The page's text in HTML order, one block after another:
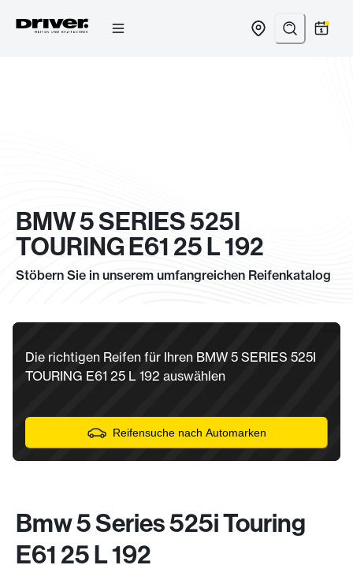
BMW 5 SERIES 525I
TOURING E61 25 L 192
Stöbern Sie in unserem umfangreichen Reifenkatalog
Die richtigen Reifen für Ihren BMW 5 SERIES 525I
TOURING E61 25 L 192 auswählen
Reifensuche nach Automarken
Bmw 5 Series 525i Touring
E61 25 L 192